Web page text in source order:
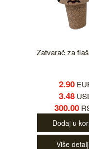
Zatvarač za
2.90
3.48
300.00
Dodaj u
Više